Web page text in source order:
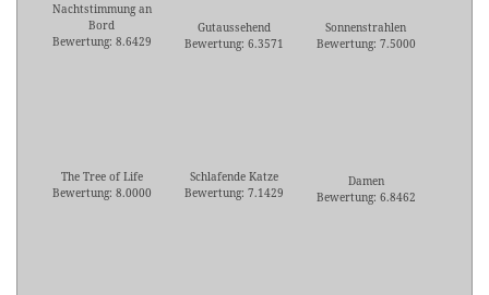
Nachtstimmung an
Bord
Bewertung: 8.6429
Gutaussehend
Bewertung: 6.3571
Sonnenstrahlen
Bewertung: 7.5000
The Tree of Life
Bewertung: 8.0000
Schlafende Katze
Bewertung: 7.1429
Damen
Bewertung: 6.8462